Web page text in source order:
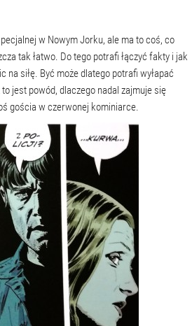
w Nowym Jorku, ale ma to coś, co
tak łatwo. Do tego potrafi łączyć fakty i jak
siłę. Być może dlatego potrafi wyłapać
jest powód, dlaczego nadal zajmuje się
gościa w czerwonej kominiarce.